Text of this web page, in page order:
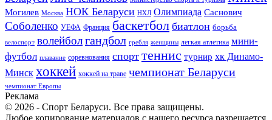
Могилев Москва НОК Беларуси НХЛ Олимпиада Саснович
Соболенко УЕФА Франция баскетбол биатлон борьба
велоспорт волейболгандбол гребля женщины легкая атлетика мини-
футбол плавание соревнования спорт теннис турнир хк Динамо-
Минск хоккей хоккей на траве чемпионат Беларуси
чемпионат Европы
Реклама
© 2026 - Спорт Беларуси. Все права защищены.
Любое копирование материалов с нашего ресурса разрешается